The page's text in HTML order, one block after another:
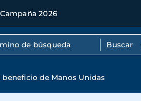
Campaña 2026
texto completo
de Manos Unidas